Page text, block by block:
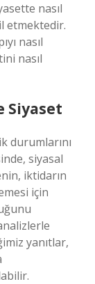
nasıl
etmektedir.
nasıl
nasıl
Siyaset
durumlarını
siyasal
iktidarın
için
yanıtlar,